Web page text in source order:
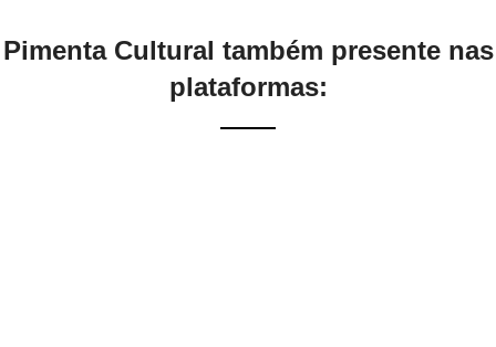
Pimenta Cultural também presente nas
plataformas: